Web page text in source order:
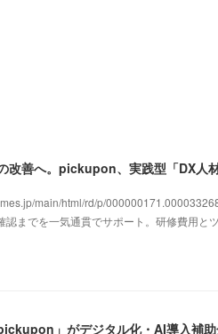
改善へ。pickupon、実践型「DX人
main/html/rd/p/
認までを一気通貫でサポート。研修費用と